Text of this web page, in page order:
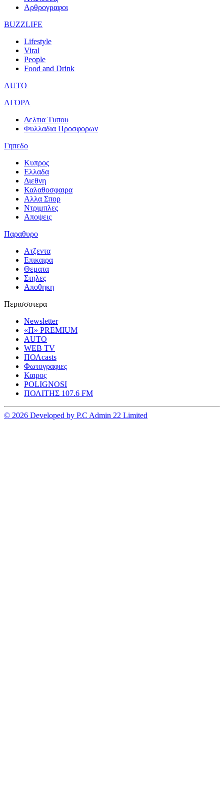
Αρθρογραφοι
BUZZLIFE
Lifestyle
Viral
People
Food and Drink
AUTO
ΑΓΟΡΑ
Δελτια Τυπου
Φυλλαδια Προσφορων
Γηπεδο
Κυπρος
Ελλαδα
Διεθνη
Καλαθοσφαιρα
Αλλα Σπορ
Ντριμπλες
Αποψεις
Παραθυρο
Ατζεντα
Επικαιρα
Θεματα
Στηλες
Αποθηκη
Περισσοτερα
Newsletter
«Π» PREMIUM
AUTO
WEB TV
ΠΟΛcasts
Φωτογραφιες
Καιρος
POLIGNOSI
ΠΟΛΙΤΗΣ 107.6 FM
© 2026 Developed by P.C Admin 22 Limited